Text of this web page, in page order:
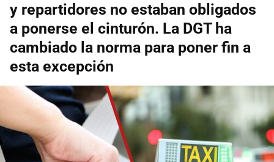
y repartidores no estaban obligados
a ponerse el cinturón. La DGT ha
cambiado la norma para poner fin a
esta excepción